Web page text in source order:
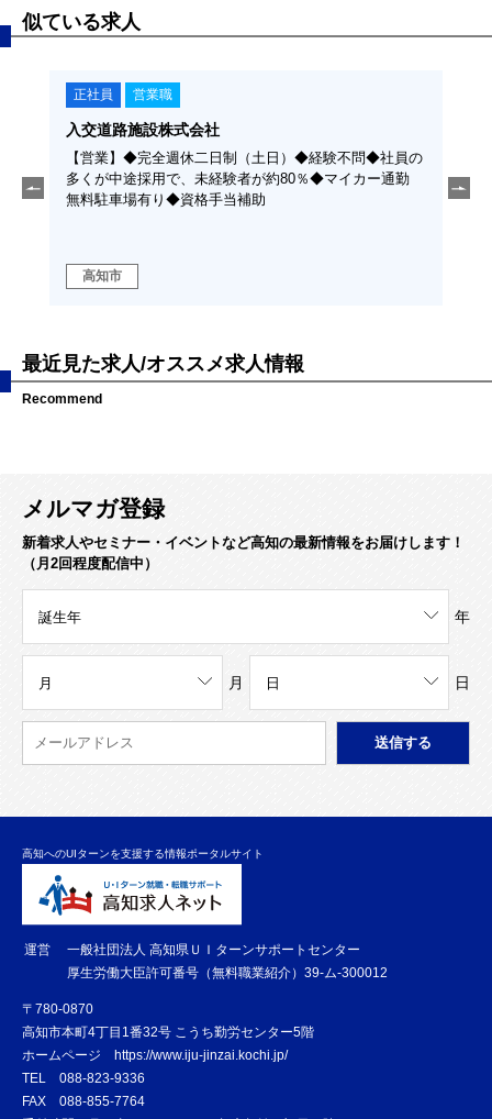
似ている求人
備
お
正社員 営業職
入交道路施設株式会社
【営業】◆完全週休二日制（土日）◆経験不問◆社員の
多くが中途採用で、未経験者が約80％◆マイカー通勤
無料駐車場有り◆資格手当補助
高知市
時間
企業
最近見た求人/オススメ求人情報
Recommend
メルマガ登録
新着求人やセミナー・イベントなど高知の最新情報をお届けします！
（月2回程度配信中）
年
月 日
高知へのUIターンを支援する情報ポータルサイト
運営
一般社団法人 高知県ＵＩターンサポートセンター
厚生労働大臣許可番号（無料職業紹介）39-ム-300012
〒780-0870
高知市本町4丁目1番32号 こうち勤労センター5階
ホームページ https://www.iju-jinzai.kochi.jp/
TEL 088-823-9336
FAX 088-855-7764